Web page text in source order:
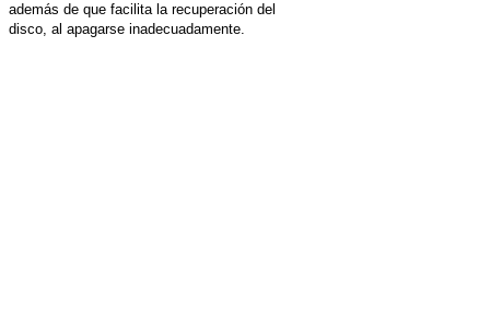
además de que facilita la recuperación del
disco, al apagarse inadecuadamente.